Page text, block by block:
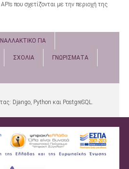
που σχετίζονται με την περιοχή της
ΓΙΑ
ΣΧΟΛΙΑ ΓΝΩΡΙΣΜΑΤΑ
Django, Python και PostgreSQL.